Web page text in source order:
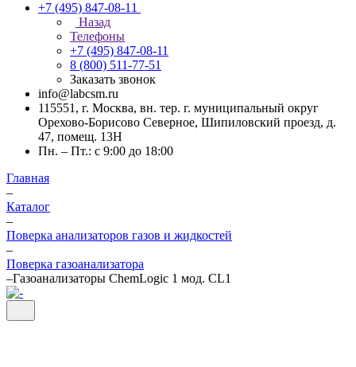
+7 (495) 847-08-11
Назад
Телефоны
+7 (495) 847-08-11
8 (800) 511-77-51
Заказать звонок
info@labcsm.ru
115551, г. Москва, вн. тер. г. муниципальный округ
Орехово-Борисово Северное, Шипиловский проезд, д.
47, помещ. 13Н
Пн. – Пт.: с 9:00 до 18:00
Главная
–
Каталог
–
Поверка анализаторов газов и жидкостей
–
Поверка газоанализатора
–Газоанализаторы ChemLogic 1 мод. CL1